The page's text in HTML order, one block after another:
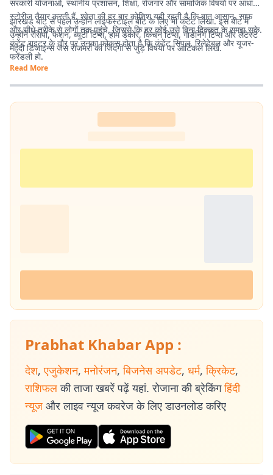
सरकारी योजनाओं, स्थानीय प्रशासन, शिक्षा, रोजगार और सामाजिक विषयों पर आधारित
स्टोरीज तैयार करती हैं. श्वेता की हर बार कोशिश यही रहती है कि बात आसान, साफ
और सीधे तरीके से लोगों तक पहुंचे, जिससे कि हर कोई उसे बिना दिक्कत के समझ सके.
कंटेंट राइटर के तौर पर उनका फोकस होता है कि कंटेंट सिंपल, रिलेटेबल और यूजर-
फ्रेंडली हो.
झारखंड बीट से पहले उन्होंने लाइफस्टाइल बीट के लिए भी कंटेंट लिखा. इस बीट में
उन्होंने रेसिपी, फैशन, ब्यूटी टिप्स, होम डेकोर, किचन टिप्स, गार्डनिंग टिप्स और लेटेस्ट
मेहंदी डिजाइन्स जैसे रोजमर्रा की जिंदगी से जुड़े विषयों पर आर्टिकल लिखे.
Read More
Prabhat Khabar App :
देश, एजुकेशन, मनोरंजन, बिजनेस अपडेट, धर्म, क्रिकेट,
राशिफल की ताजा खबरें पढ़ें यहां. रोजाना की ब्रेकिंग हिंदी
न्यूज और लाइव न्यूज कवरेज के लिए डाउनलोड करिए